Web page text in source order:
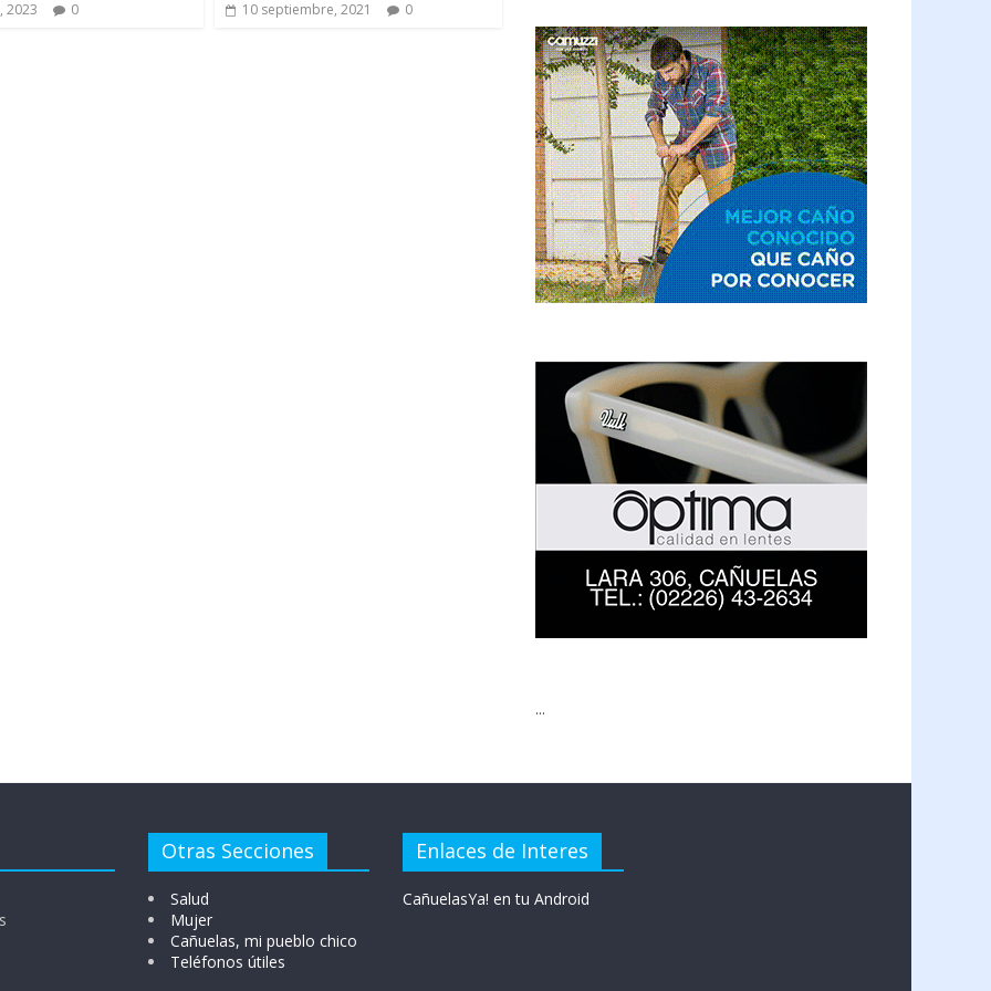
2023 0 10 septiembre, 2021 0
...
Otras Secciones
Salud
Mujer
Cañuelas, mi pueblo chico
Teléfonos útiles
Enlaces de Interes
CañuelasYa! en tu Android